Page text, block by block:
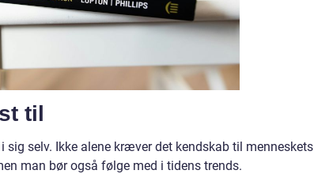
til
sig selv. Ikke alene kræver det kendskab til menneskets
man bør også følge med i tidens trends.